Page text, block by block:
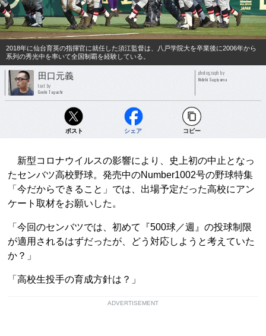
2018年に仙台育英の指揮官に就任した須江監督は、八戸学院大を卒業後に2006年から
系列の秀光中を率いて全国制覇を経験している。
田口元義
text by
Genki Taguchi
photograph by
Hideki Sugiyama
ポスト シェア コピー
新型コロナウイルスの影響により、史上初の中止となっ
たセンバツ高校野球。発売中のNumber1002号の野球特集
「今だからできること」では、出場予定だった高校にアン
ケート取材をお願いした。
「今回のセンバツでは、初めて『500球／週』の投球制限
が適用されるはずだったが、どう対応しようと考えていた
か？」
「高校生投手の育成方針は？」
ADVERTISEMENT